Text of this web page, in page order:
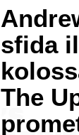
sfida
The